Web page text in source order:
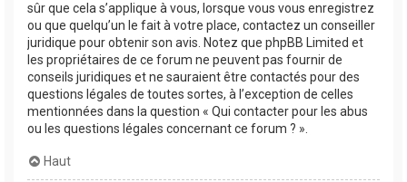
sûr que cela s’applique à vous, lorsque vous vous enregistrez
ou que quelqu’un le fait à votre place, contactez un conseiller
juridique pour obtenir son avis. Notez que phpBB Limited et
les propriétaires de ce forum ne peuvent pas fournir de
conseils juridiques et ne sauraient être contactés pour des
questions légales de toutes sortes, à l’exception de celles
mentionnées dans la question « Qui contacter pour les abus
ou les questions légales concernant ce forum ? ».
Haut